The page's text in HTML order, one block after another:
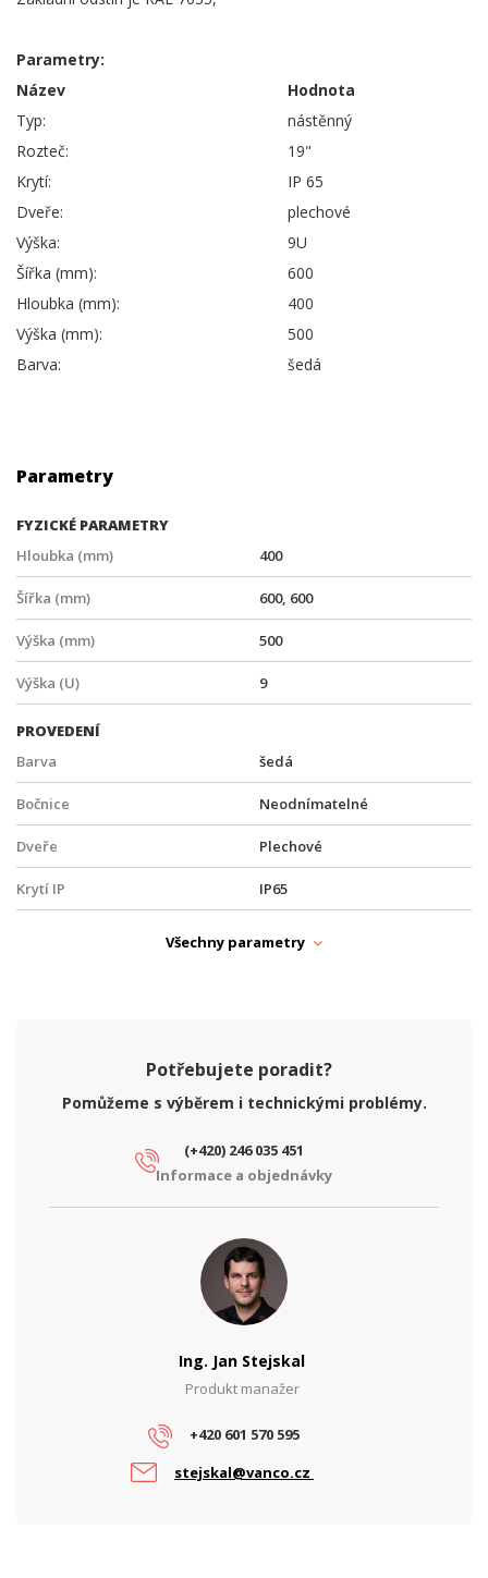
Parametry:
Název
Hodnota
Typ:
nástěnný
Rozteč:
19"
Krytí:
IP 65
Dveře:
plechové
Výška:
9U
Šířka (mm):
600
Hloubka (mm):
400
Výška (mm):
500
Barva:
šedá
Parametry
FYZICKÉ PARAMETRY
Hloubka (mm)
400
Šířka (mm) 600, 600
Výška (mm) 500
Výška (U) 9
PROVEDENÍ
Barva
šedá
Bočnice Neodnímatelné
Dveře Plechové
Krytí IP IP65
Všechny parametry
Potřebujete poradit?
Pomůžeme s výběrem i technickými problémy.
(+420) 246 035 451
Informace a objednávky
Ing. Jan Stejskal
Produkt manažer
+420 601 570 595
stejskal@vanco.cz